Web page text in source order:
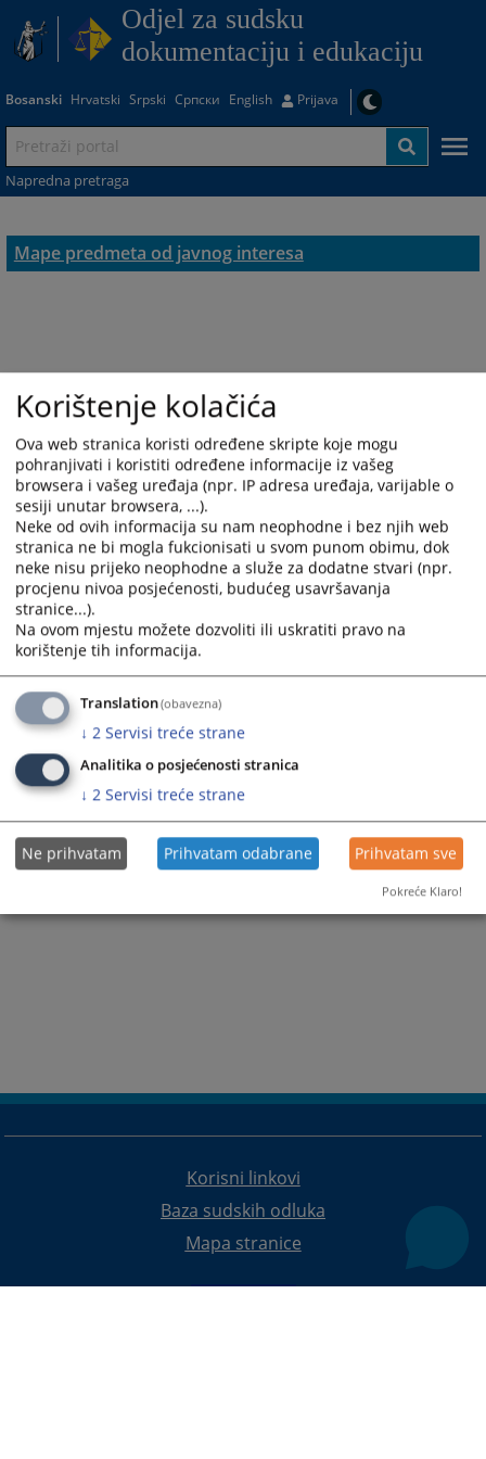
Odjel za sudsku
dokumentaciju i edukaciju
Bosanski Hrvatski Srpski Српски English Prijava
Napredna pretraga
Mape predmeta od javnog interesa
Korisni linkovi
Baza sudskih odluka
Mapa stranice
Korištenje kolačića
Ova web stranica koristi određene skripte koje mogu
pohranjivati i koristiti određene informacije iz vašeg
browsera i vašeg uređaja (npr. IP adresa uređaja, varijable o
sesiji unutar browsera, ...).
Neke od ovih informacija su nam neophodne i bez njih web
stranica ne bi mogla fukcionisati u svom punom obimu, dok
neke nisu prijeko neophodne a služe za dodatne stvari (npr.
procjenu nivoa posjećenosti, budućeg usavršavanja
stranice...).
Na ovom mjestu možete dozvoliti ili uskratiti pravo na
korištenje tih informacija.
Translation(obavezna)
↓ 2 Servisi treće strane
Analitika o posjećenosti stranica
↓ 2 Servisi treće strane
Ne prihvatam Prihvatam odabrane Prihvatam sve
Pokreće Klaro!